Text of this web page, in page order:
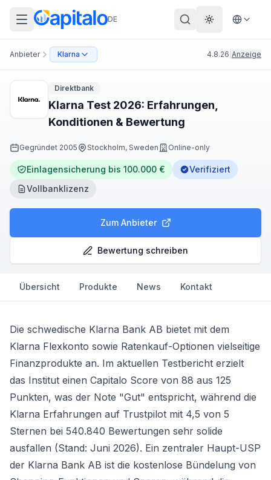
DE Theme
Anbieter Klarna 4.8.26 Anzeige
Direktbank
Klarna Test 2026: Erfahrungen,
Konditionen & Bewertung
Gegründet 2005 Stockholm, Sweden Online-only
Einlagensicherung bis 100.000 €
Verifiziert
Vollbanklizenz
Zum Anbieter
Bewertung schreiben
Übersicht Produkte News Kontakt
Die schwedische Klarna Bank AB bietet mit dem
Klarna Flexkonto sowie Ratenkauf-Optionen vielseitige
Finanzprodukte an. Im aktuellen Testbericht erzielt
das Institut einen Capitalo Score von 88 aus 125
Punkten, was der Note "Gut" entspricht, während die
Klarna Erfahrungen auf Trustpilot mit 4,5 von 5
Sternen bei 540.840 Bewertungen sehr solide
ausfallen (Stand: Juni 2026). Ein zentraler Haupt-USP
der Klarna Bank AB ist die kostenlose Bündelung von